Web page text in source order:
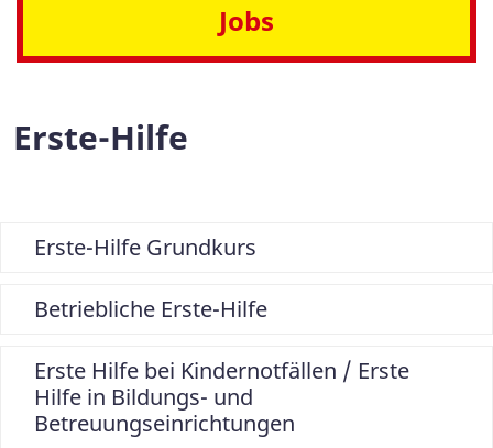
Jobs
Erste-Hilfe
Erste-Hilfe Grundkurs
Betriebliche Erste-Hilfe
Erste Hilfe bei Kindernotfällen / Erste
Hilfe in Bildungs- und
Betreuungseinrichtungen